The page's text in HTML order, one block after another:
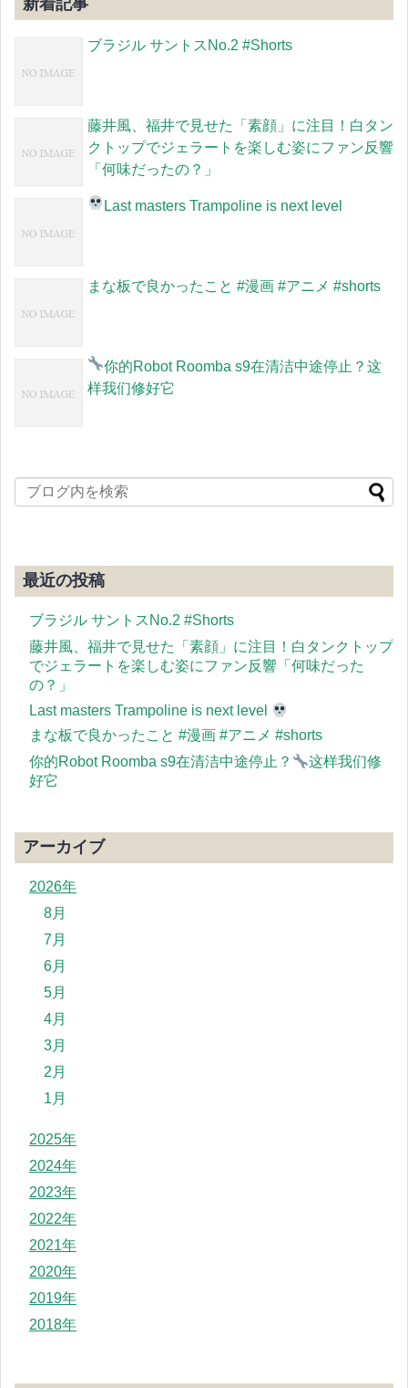
新着記事
ブラジル サントスNo.2 #Shorts
藤井風、福井で見せた「素顔」に注目！白タン
クトップでジェラートを楽しむ姿にファン反響
「何味だったの？」
Last masters Trampoline is next level
まな板で良かったこと #漫画 #アニメ #shorts
你的Robot Roomba s9在清洁中途停止？这
样我们修好它
最近の投稿
ブラジル サントスNo.2 #Shorts
藤井風、福井で見せた「素顔」に注目！白タンクトップ
でジェラートを楽しむ姿にファン反響「何味だった
の？」
Last masters Trampoline is next level
まな板で良かったこと #漫画 #アニメ #shorts
你的Robot Roomba s9在清洁中途停止？
这样我们修
好它
アーカイブ
2026年
8月
7月
6月
5月
4月
3月
2月
1月
2025年
2024年
2023年
2022年
2021年
2020年
2019年
2018年